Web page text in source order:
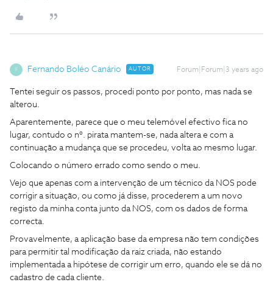
F Fernando Boléo Canário AUTOR Forum|Forum|3 years ago
Tentei seguir os passos, procedi ponto por ponto, mas nada se
alterou.
Aparentemente, parece que o meu telemóvel efectivo fica no
lugar, contudo o nº. pirata mantem-se, nada altera e com a
continuação a mudança que se procedeu, volta ao mesmo lugar.
Colocando o número errado como sendo o meu.
Vejo que apenas com a intervenção de um técnico da NOS pode
corrigir a situação, ou como já disse, procederem a um novo
registo da minha conta junto da NOS, com os dados de forma
correcta.
Provavelmente, a aplicação base da empresa não tem condições
para permitir tal modificação da raiz criada, não estando
implementada a hipótese de corrigir um erro, quando ele se dá no
cadastro de cada cliente.